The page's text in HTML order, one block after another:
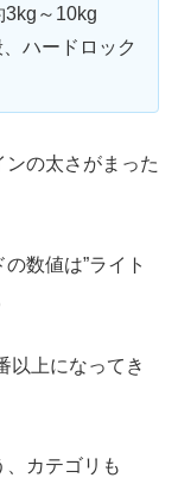
～10kg
ハードロック
の太さがまった
数値は”ライト
以上になってき
、カテゴリも